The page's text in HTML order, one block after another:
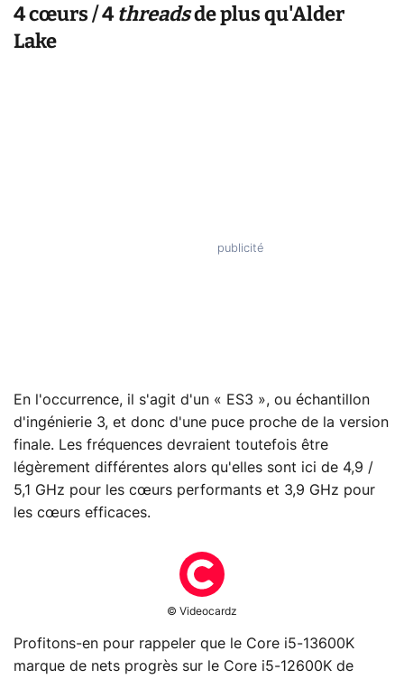
4 cœurs / 4threadsde plus qu'Alder
Lake
En l'occurrence, il s'agit d'un « ES3 », ou échantillon
d'ingénierie 3, et donc d'une puce proche de la version
finale. Les fréquences devraient toutefois être
légèrement différentes alors qu'elles sont ici de 4,9 /
5,1 GHz pour les cœurs performants et 3,9 GHz pour
les cœurs efficaces.
© Videocardz
Profitons-en pour rappeler que le Core i5-13600K
marque de nets progrès sur le Core i5-12600K de